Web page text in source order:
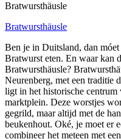
Bratwursthäusle
Bratwursthäusle
Ben je in Duitsland, dan
Bratwurst eten. En waar kan
Bratwursthäusle?
Neurenberg, met een traditie
ligt in het historische
marktplein. Deze worstjes
gegrild, maar altijd met de
beukenhout. Oké, je moet er
combineer het meteen met